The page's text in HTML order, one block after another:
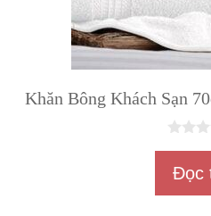
Khăn Bông Khách Sạn
gĐọc